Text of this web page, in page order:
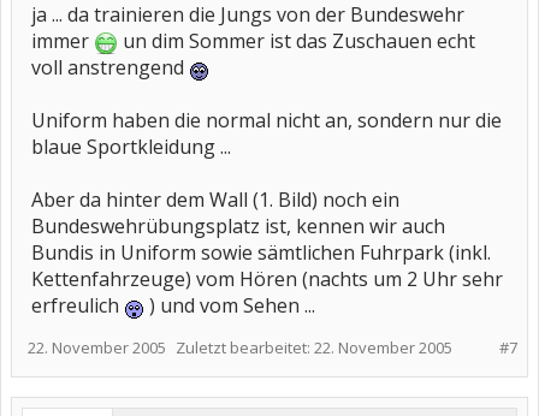
ja ... da trainieren die Jungs von der Bundeswehr
immer
un dim Sommer ist das Zuschauen echt
voll anstrengend
Uniform haben die normal nicht an, sondern nur die
blaue Sportkleidung ...
Aber da hinter dem Wall (1. Bild) noch ein
Bundeswehrübungsplatz ist, kennen wir auch
Bundis in Uniform sowie sämtlichen Fuhrpark (inkl.
Kettenfahrzeuge) vom Hören (nachts um 2 Uhr sehr
erfreulich
) und vom Sehen ...
#7
22. November 2005 Zuletzt bearbeitet: 22. November 2005